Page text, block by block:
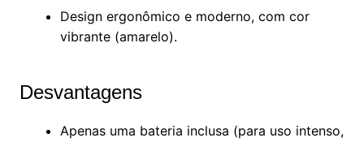
Design ergonômico e moderno, com cor
vibrante (amarelo).
Desvantagens
Apenas uma bateria inclusa (para uso intenso,